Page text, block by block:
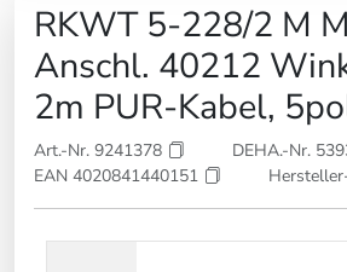
RKWT 5-228/2 M
Anschl. 40212
2m PUR-Kabel,
Art.-Nr. 9241378
DEHA.-Nr.
EAN 4020841440151